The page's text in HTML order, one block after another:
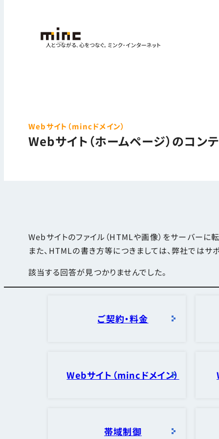
Webサイト（mincドメイン）
Webサイト（ホームページ）のコン
Webサイトのファイル（HTMLや画像）をサーバーに
また、HTMLの書き方等につきましては、弊社ではサ
該当する回答が見つかりませんでした。
ご契約・料金
Webサイト（mincドメイン）
帯域制御